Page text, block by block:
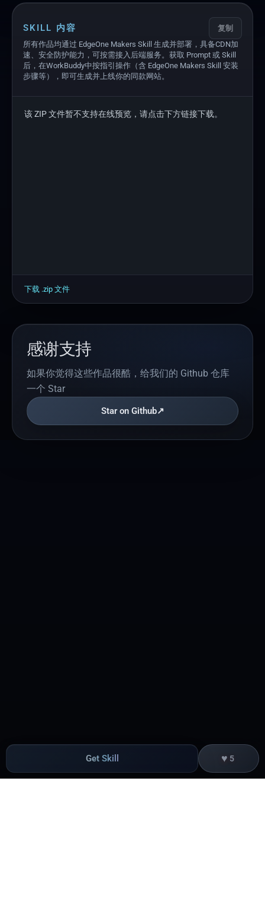
Get Skill ♥ 5
SKILL 内容
复制
所有作品均通过 EdgeOne Makers Skill 生成并部署，具备CDN加
速、安全防护能力，可按需接入后端服务。获取 Prompt 或 Skill
后，在WorkBuddy中按指引操作（含 EdgeOne Makers Skill 安装
步骤等），即可生成并上线你的同款网站。
该 ZIP 文件暂不支持在线预览，请点击下方链接下载。
下载 .zip 文件
感谢支持
如果你觉得这些作品很酷，给我们的 Github 仓库
一个 Star
Star on Github↗